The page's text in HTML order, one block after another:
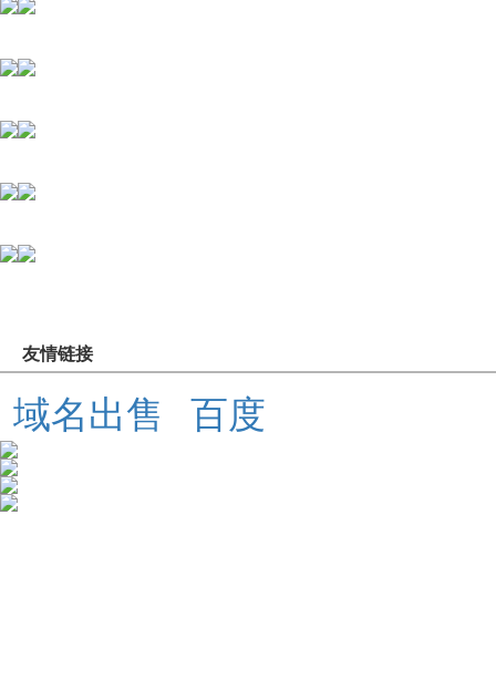
友情链接
域名出售 百度